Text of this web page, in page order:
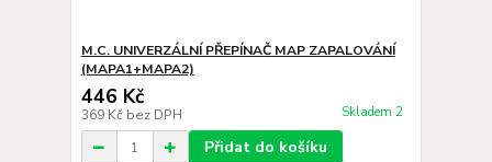
M.C. UNIVERZÁLNÍ PŘEPÍNAČ MAP ZAPALOVÁNÍ
(MAPA1+MAPA2)
446 Kč
369 Kč bez DPH Skladem 2
Přidat do košíku